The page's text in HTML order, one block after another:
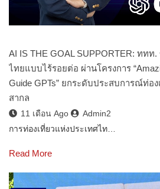
AI IS THE GOAL SUPPORTER: ทท
ไทยแบบไร้รอยต่อ ผ่านโครงการ
Guide GPTs” ยกระดับประสบการณ์ท่อ
สากล
11 เดือน Ago
Admin2
การท่องเที่ยวแห่งประเทศไท…
Read More